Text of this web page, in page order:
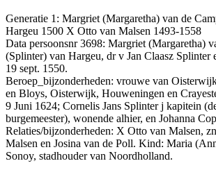
Generatie 1: Margriet (Margaretha) van de
Hargeu 1500 X Otto van Malsen 1493-1558
Data persoonsnr 3698: Margriet (Margaretha)
(Splinter) van Hargeu, dr v Jan Claasz
19 sept. 1550.
Beroep_bijzonderheden: vrouwe van
en Bloys, Oisterwijk, Houweningen en
9 Juni 1624; Cornelis Jans Splinter j kapitein
burgemeester), wonende alhier, en Johanna
Relaties/bijzonderheden: X Otto van Malsen,
Malsen en Josina van de Poll. Kind: Maria
Sonoy, stadhouder van Noordholland.